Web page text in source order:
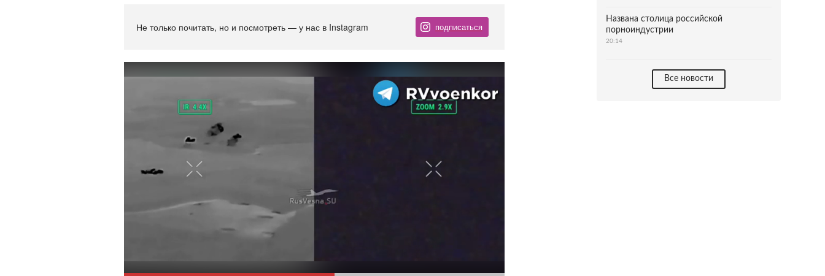
Не только почитать, но и посмотреть — у нас в Instagram подписаться
Названа столица российской
порноиндустрии
20:14
Все новости